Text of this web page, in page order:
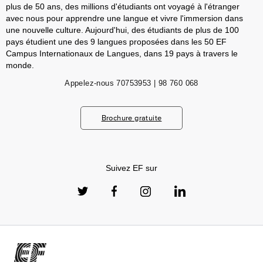
plus de 50 ans, des millions d'étudiants ont voyagé à l'étranger
avec nous pour apprendre une langue et vivre l'immersion dans
une nouvelle culture. Aujourd'hui, des étudiants de plus de 100
pays étudient une des 9 langues proposées dans les 50 EF
Campus Internationaux de Langues, dans 19 pays à travers le
monde.
Appelez-nous 70753953 | 98 760 068
Brochure gratuite
Suivez EF sur